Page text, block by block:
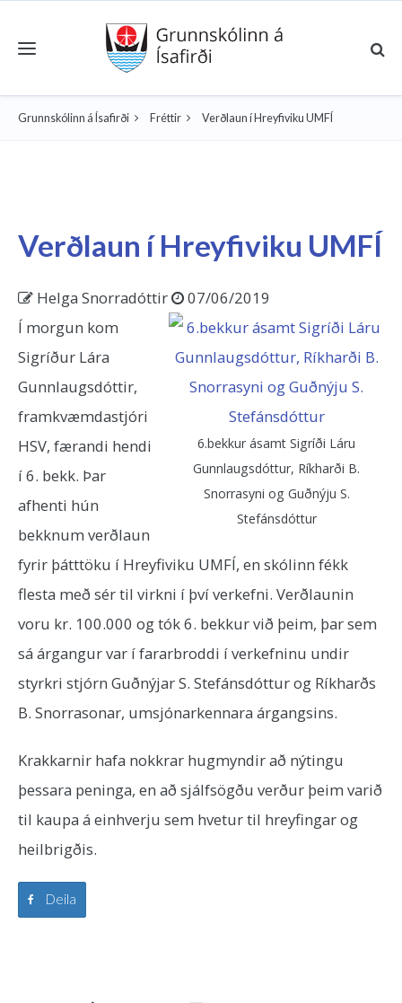
Toggle navigation
Grunnskólinn á Ísafirði Fréttir Verðlaun í Hreyfiviku UMFÍ
Verðlaun í Hreyfiviku UMFÍ
Helga Snorradóttir 07/06/2019
6.bekkur ásamt Sigríði Láru
Gunnlaugsdóttur, Ríkharði B.
Snorrasyni og Guðnýju S.
Stefánsdóttur
Í morgun kom
Sigríður Lára
Gunnlaugsdóttir,
framkvæmdastjóri
HSV, færandi hendi
í 6. bekk. Þar
afhenti hún
bekknum verðlaun
fyrir þátttöku í Hreyfiviku UMFÍ, en skólinn fékk
flesta með sér til virkni í því verkefni. Verðlaunin
voru kr. 100.000 og tók 6. bekkur við þeim, þar sem
sá árgangur var í fararbroddi í verkefninu undir
styrkri stjórn Guðnýjar S. Stefánsdóttur og Ríkharðs
B. Snorrasonar, umsjónarkennara árgangsins.
Krakkarnir hafa nokkrar hugmyndir að nýtingu
þessara peninga, en að sjálfsögðu verður þeim varið
til kaupa á einhverju sem hvetur til hreyfingar og
heilbrigðis.
Deila